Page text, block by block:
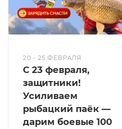
20 - 25 ФЕВРАЛЯ
С 23 февраля,
защитники!
Усиливаем
рыбацкий паёк —
дарим боевые 100